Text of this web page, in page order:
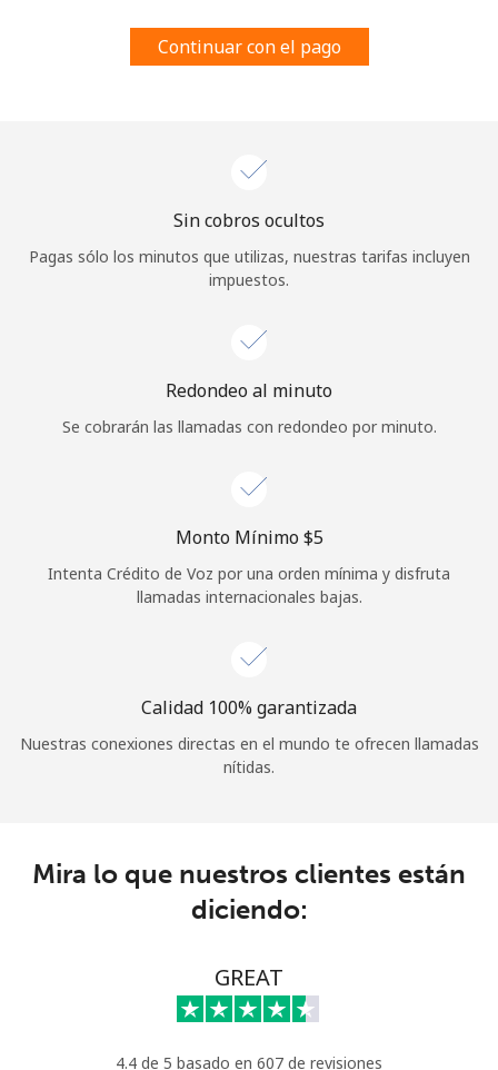
Únete
¡Hola!
Inicia sesión oREGÍSTRATE →
¿Olvidaste tu contraseña? →
Continuar con
Continuar con el pago
Sin cobros ocultos
Pagas sólo los minutos que utilizas, nuestras tarifas incluyen
impuestos.
Redondeo al minuto
Se cobrarán las llamadas con redondeo por minuto.
Monto Mínimo ⁦$5⁩
Intenta Crédito de Voz por una orden mínima y disfruta
llamadas internacionales bajas.
Calidad 100% garantizada
Nuestras conexiones directas en el mundo te ofrecen llamadas
nítidas.
Mira lo que nuestros clientes están
diciendo:
GREAT
4.4 de 5 basado en 607 de revisiones